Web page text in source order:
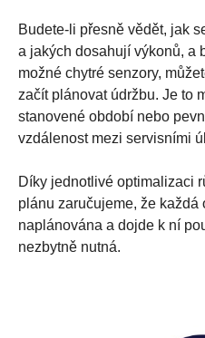
Budete-li přesně vědět, jak
a jakých dosahují výkonů, a
možné chytré senzory,
začít plánovat údržbu. Je to
stanovené období nebo
vzdálenost mezi servisními
Díky jednotlivé optimalizaci
plánu zaručujeme, že každá
naplánována a dojde k ní
nezbytně nutná.